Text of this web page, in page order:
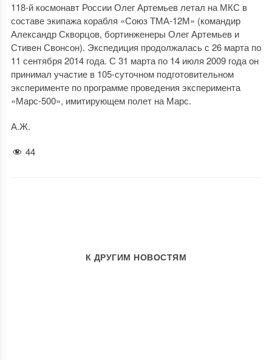
118-й космонавт России Олег Артемьев летал на МКС в
составе экипажа корабля «Союз ТМА-12М» (командир
Александр Скворцов, бортинженеры Олег Артемьев и
Стивен Свонсон). Экспедиция продолжалась с 26 марта по
11 сентября 2014 года. С 31 марта по 14 июля 2009 года он
принимал участие в 105-суточном подготовительном
эксперименте по программе проведения эксперимента
«Марс-500», имитирующем полет на Марс.
А.Ж.
44
К ДРУГИМ НОВОСТЯМ